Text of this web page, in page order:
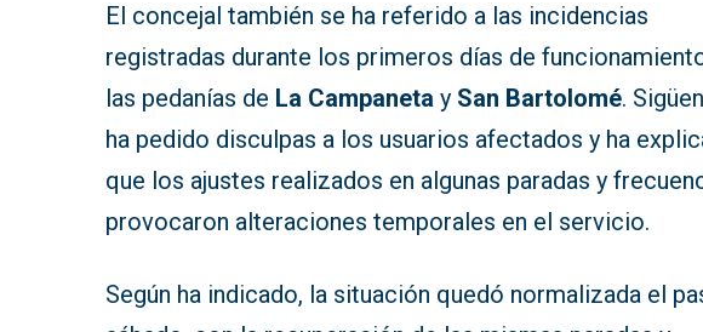
El concejal también se ha referido a las incidencias
registradas durante los primeros días de
las pedanías de La Campaneta y San Bartolomé.
ha pedido disculpas a los usuarios afectados y ha
que los ajustes realizados en algunas paradas y
provocaron alteraciones temporales en el servicio.
Según ha indicado, la situación quedó normalizada el